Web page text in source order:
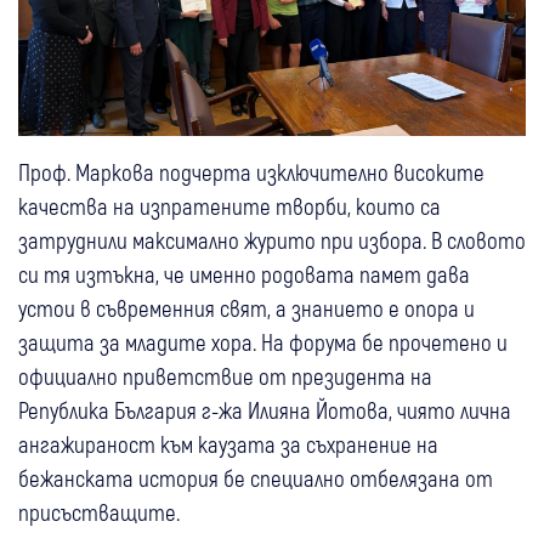
Проф. Маркова подчерта изключително високите
качества на изпратените творби, които са
затруднили максимално журито при избора. В словото
си тя изтъкна, че именно родовата памет дава
устои в съвременния свят, а знанието е опора и
защита за младите хора. На форума бе прочетено и
официално приветствие от президента на
Република България г-жа Илияна Йотова, чиято лична
ангажираност към каузата за съхранение на
бежанската история бе специално отбелязана от
присъстващите.